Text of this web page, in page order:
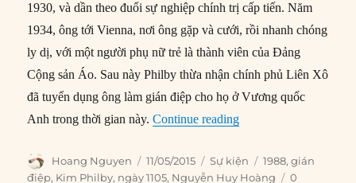
1930, và dần theo đuổi sự nghiệp chính trị cấp tiến. Năm
1934, ông tới Vienna, nơi ông gặp và cưới, rồi nhanh chóng
ly dị, với một người phụ nữ trẻ là thành viên của Đảng
Cộng sản Áo. Sau này Philby thừa nhận chính phủ Liên Xô
đã tuyển dụng ông làm gián điệp cho họ ở Vương quốc
Anh trong thời gian này.Continue reading“11/05/1988: Điệp
Author
Hoang Nguyen
Posted
on
11/05/2015 Categories
Sự kiện Tags
1988,gián
điệp, Kim Philby, ngày 1105, Nguyễn Huy Hoàng
0